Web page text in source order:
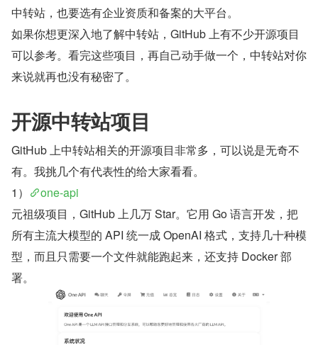
中转站，也要选有企业资质和备案的大平台。
如果你想更深入地了解中转站，GitHub 上有不少开源项目
可以参考。看完这些项目，再自己动手做一个，中转站对你
来说就再也没有秘密了。
开源中转站项目
GitHub 上中转站相关的开源项目非常多，可以说是无奇不
有。我挑几个有代表性的给大家看看。
1）
one-api
元祖级项目，GitHub 上几万 Star。它用 Go 语言开发，把
所有主流大模型的 API 统一成 OpenAI 格式，支持几十种模
型，而且只需要一个文件就能跑起来，还支持 Docker 部
署。